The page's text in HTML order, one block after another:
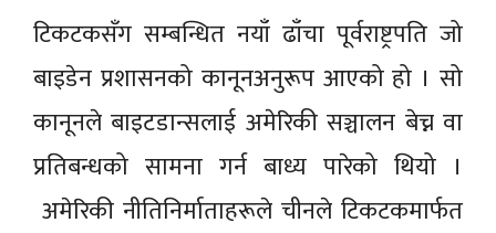
टिकटकसँग सम्बन्धित नयाँ ढाँचा पूर्वराष्ट्रपति जो
बाइडेन प्रशासनको कानूनअनुरूप आएको हो । सो
कानूनले बाइटडान्सलाई अमेरिकी सञ्चालन बेच्न वा
प्रतिबन्धको सामना गर्न बाध्य पारेको थियो ।
अमेरिकी नीतिनिर्माताहरूले चीनले टिकटकमार्फत